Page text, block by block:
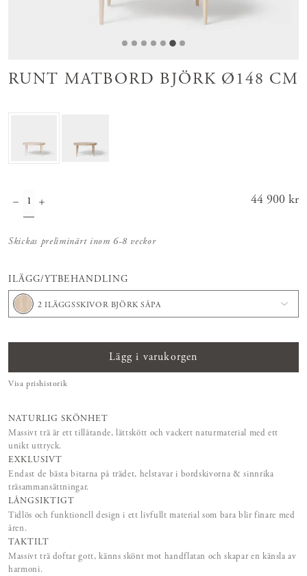
RUNT MATBORD BJÖRK Ø148 CM
Pris:
44 900 kr
Skickas preliminärt inom 6-8 veckor
ILÄGG/YTBEHANDLING
2 ILÄGGSSKIVOR BJÖRK SÅPA
Lägg i varukorgen
Visa prishistorik
NATURLIG SKÖNHET
Massivt trä är ett tillåtande, lättskött och vackert naturmaterial med ett
unikt uttryck.
EXKLUSIVT
Endast de bästa bitarna på trädet, helstavar i bordskivorna & sinnrika
träsammansättningar.
LÅNGSIKTIGT
Tidlös och funktionell design i ett livfullt material som bara blir finare med
åren.
TAKTILT
Massivt trä doftar gott, känns skönt mot handflatan och skapar en känsla av
harmoni.